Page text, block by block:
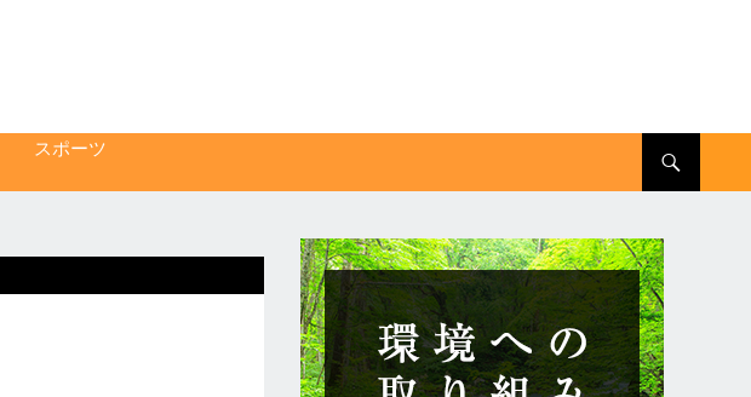
スポーツ